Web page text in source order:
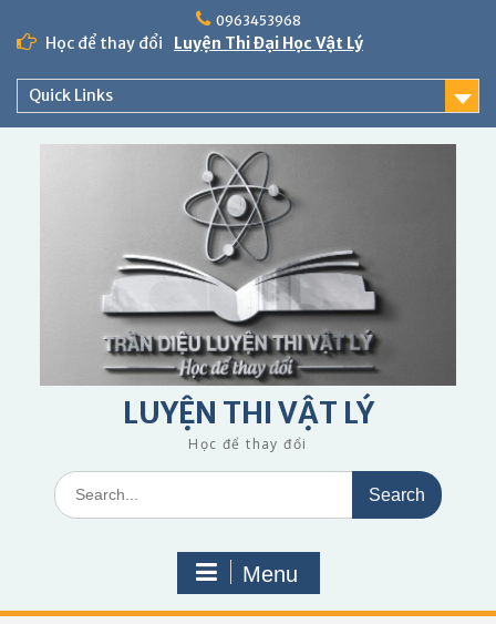
content
0963453968
Học để thay đổi Luyện Thi Đại Học Vật Lý
Quick Links
LUYỆN THI VẬT LÝ
Học để thay đổi
Search
for:
Menu